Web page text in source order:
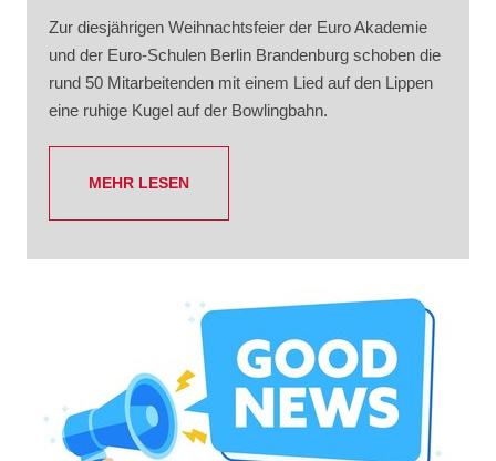
Zur diesjährigen Weihnachtsfeier der Euro Akademie
und der Euro-Schulen Berlin Brandenburg schoben die
rund 50 Mitarbeitenden mit einem Lied auf den Lippen
eine ruhige Kugel auf der Bowlingbahn.
MEHR LESEN